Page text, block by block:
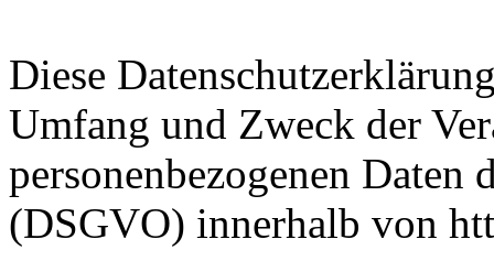
Diese
Umfang und Zweck der
personenbezogenen Daten
(DSGVO) innerhalb von